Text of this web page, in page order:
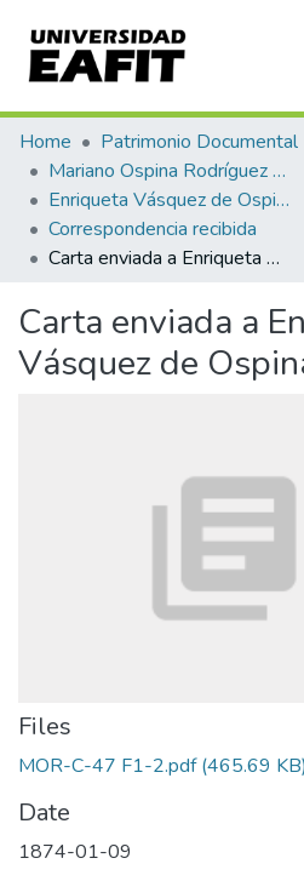
Communities & Collections
All of DSpace
Statistics
Home Patrimonio Documental
Mariano Ospina Rodríguez (1826 -1912)
Enriqueta Vásquez de Ospina
Correspondencia recibida
Carta enviada a Enriqueta Vásquez de Ospina, Medellín
Carta enviada a
Vásquez de
Files
MOR-C-47 F1-2.pdf(465.69 KB)
Date
1874-01-09